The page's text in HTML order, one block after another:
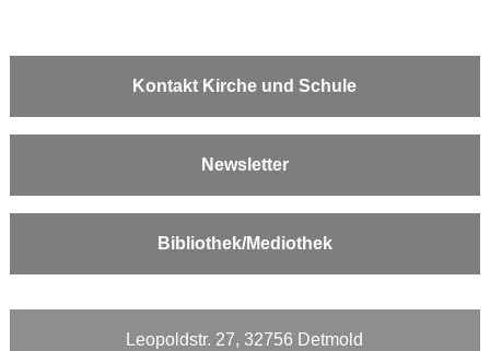
Kontakt Kirche und Schule
Newsletter
Bibliothek/Mediothek
Leopoldstr. 27, 32756 Detmold